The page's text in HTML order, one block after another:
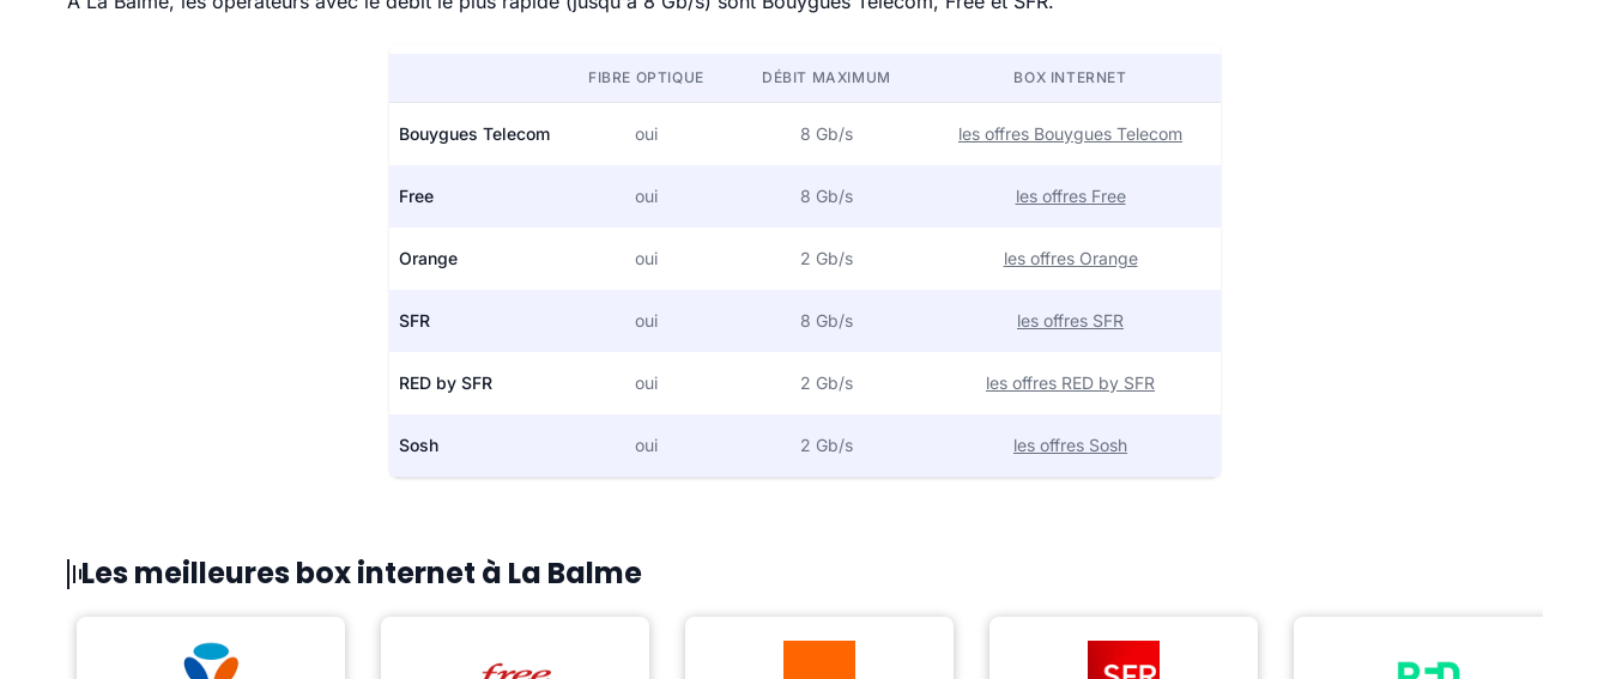
FIBRE OPTIQUE DÉBIT MAXIMUM BOX INTERNET
Bouygues Telecom oui 8 Gb/s les offres Bouygues Telecom
Free oui 8 Gb/s les offres Free
Orange oui 2 Gb/s les offres Orange
SFR oui 8 Gb/s les offres SFR
RED by SFR oui 2 Gb/s les offres RED by SFR
Sosh oui 2 Gb/s les offres Sosh
Les meilleures box internet à La Balme